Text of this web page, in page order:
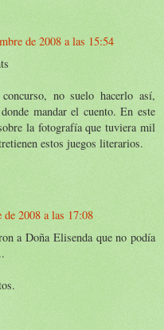
de 2008 a las 15:54
no suelo hacerlo así,
mandar el cuento. En este
la fotografía que tuviera mil
estos juegos literarios.
de 2008 a las 17:08
a Doña Elisenda que no podía